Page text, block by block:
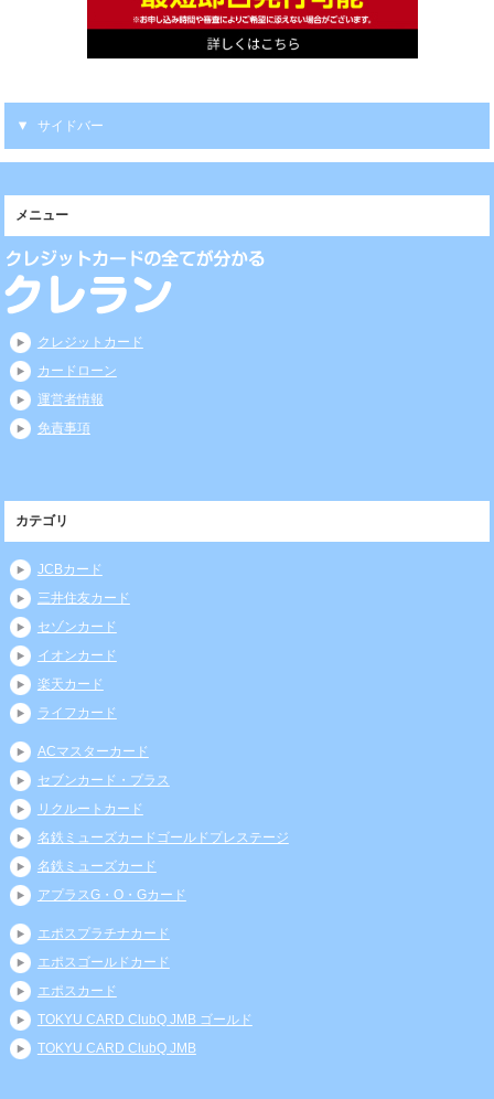
サイドバー
メニュー
クレジットカード
カードローン
運営者情報
免責事項
カテゴリ
JCBカード
三井住友カード
セゾンカード
イオンカード
楽天カード
ライフカード
ACマスターカード
セブンカード・プラス
リクルートカード
名鉄ミューズカードゴールドプレステージ
名鉄ミューズカード
アプラスG・O・Gカード
エポスプラチナカード
エポスゴールドカード
エポスカード
TOKYU CARD ClubQ JMB ゴールド
TOKYU CARD ClubQ JMB